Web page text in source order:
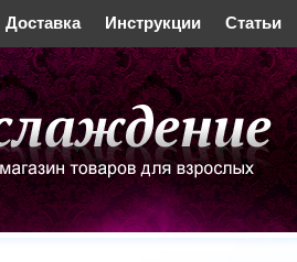
Доставка Инструкции Статьи